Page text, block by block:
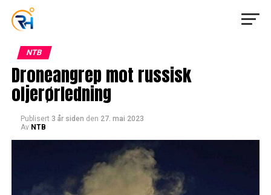
NTB
Droneangrep mot russisk
oljerørledning
Publisert 3 år siden den 27. mai 2023
Av NTB